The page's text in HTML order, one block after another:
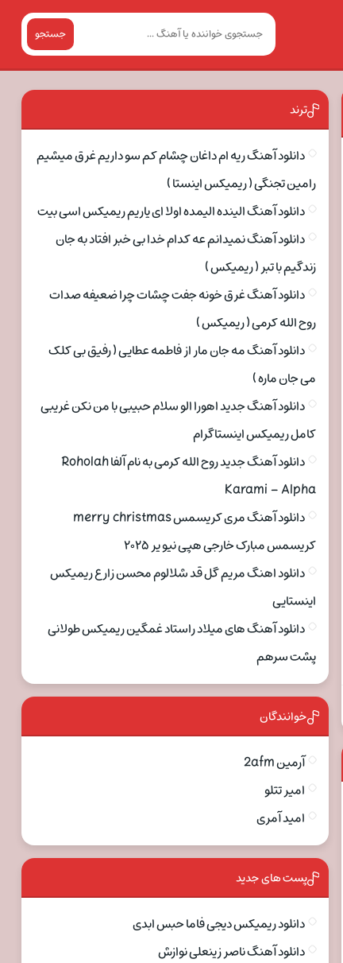
جستجو
ترند
دانلود آهنگ ریه ام داغان چشام کم سو داریم غرق میشیم
رامین تجنگی ( ریمیکس اینستا )
دانلود آهنگ الینده الیمده اولا ای یاریم ریمیکس اسی بیت
دانلود آهنگ نمیدانم عه کدام خدا بی خبر افتاد به جان
زندگیم با تبر ( ریمیکس )
دانلود آهنگ غرق خونه جفت چشات چرا ضعیفه صدات
روح الله کرمی ( ریمیکس )
دانلود آهنگ مه جان مار از فاطمه عطایی ( رفیق بی کلک
می جان ماره )
دانلود آهنگ جدید اهورا الو سلام حبیبی با من نکن غریبی
کامل ریمیکس اینستاگرام
دانلود آهنگ جدید روح الله کرمی به نام آلفا Roholah
Karami – Alpha
دانلود آهنگ مری کریسمس merry christmas
کریسمس مبارک خارجی هپی نیو یر ۲۰۲۵
دانلود اهنگ مریم گل قد شلالوم محسن زارع ریمیکس
اینستایی
دانلود آهنگ های میلاد راستاد غمگین ریمیکس طولانی
پشت سرهم
خوانندگان
آرمین 2afm
امیر تتلو
امید آمری
پست های جدید
دانلود ریمیکس دیجی فاما حبس ابدی
دانلود آهنگ ناصر زینعلی نوازش